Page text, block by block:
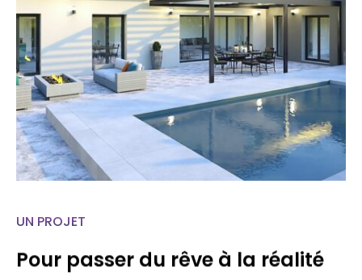
UN PROJET
Pour passer du rêve à la réalité